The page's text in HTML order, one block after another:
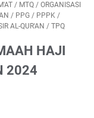
/ MTQ / ORGANISASI
/ PPG / PPPK /
AL-QUR'AN / TPQ
HAJI
2024